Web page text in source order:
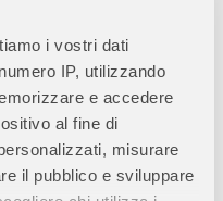
i vostri dati
IP, utilizzando
e accedere
al fine di
misurare
il pubblico e sviluppare
Storie di
Janod -
bambini la possibilità di
Con 30 calamite a
e elementi decorativi,
strada illustrata.